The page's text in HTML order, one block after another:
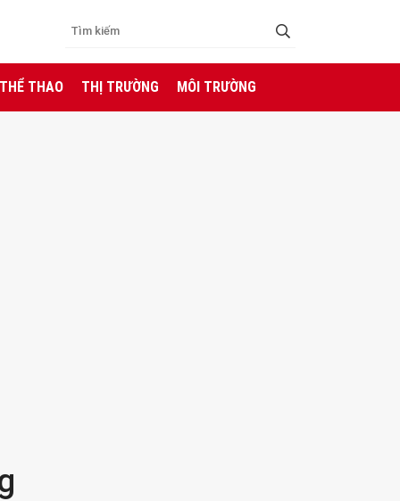
THAO THỊ TRƯỜNG MÔI TRƯỜNG